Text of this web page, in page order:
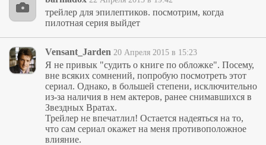
трейлер для эпилептиков. посмотрим, когда
пилотная серия выйдет
Vensant_Jarden 20 Апреля 2015 в 15:23
Я не привык "судить о книге по обложке". Посему,
вне всяких сомнений, попробую посмотреть этот
сериал. Однако, в большей степени, исключительно
из-за наличия в нем актеров, ранее снимавшихся в
Звездных Вратах.
Трейлер не впечатлил! Остается надеяться на то,
что сам сериал окажет на меня противоположное
влияние.